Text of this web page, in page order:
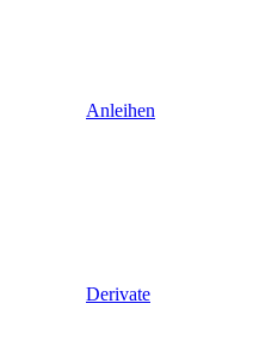
Anleihen
Derivate